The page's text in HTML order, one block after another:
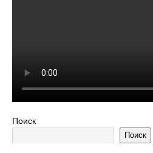
Поиск
Поиск